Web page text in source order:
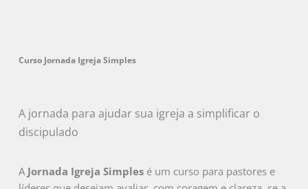
Curso Jornada Igreja Simples
A jornada para ajudar sua igreja a simplificar o
discipulado
A Jornada Igreja Simplesé um curso para pastores e